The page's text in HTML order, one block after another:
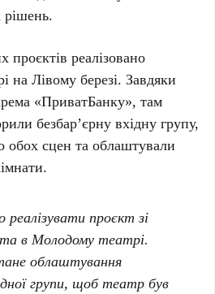
рішень.
реалізовано
на Лівому березі. Завдяки
«ПриватБанку», там
безбар’єрну вхідну групу,
обох сцен та облаштували
реалізувати проєкт зі
вМолодому театрі.
облаштування
групи, щоб театр був